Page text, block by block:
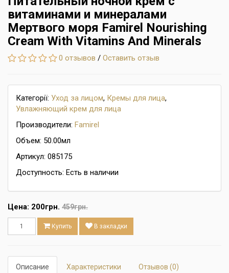
витаминами и минералами
Мертвого моря Famirel Nourishing
Cream With Vitamins And Minerals
0 отзывов / Оставить отзыв
Категорії: Уход за лицом, Кремы для лица,
Увлажняющий крем для лица
Производители: Famirel
Объем: 50.00мл
Артикул: 085175
Доступность: Есть в наличии
Цена: 200грн. 459грн.
Купить В закладки
Описание Характеристики Отзывов (0)